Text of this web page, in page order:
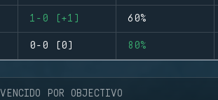
1-0 (+1) 60%
0-0 (0) 80%
VENCIDO POR OBJECTIVO